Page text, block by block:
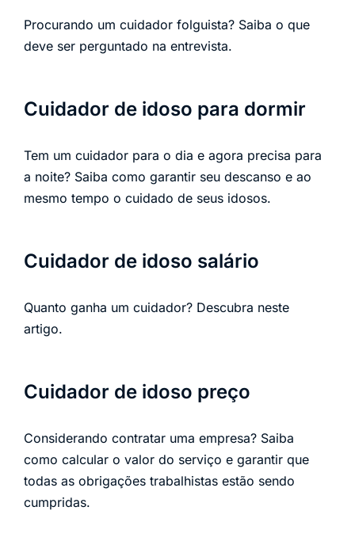
Procurando um cuidador folguista? Saiba o que
deve ser perguntado na entrevista.
Cuidador de idoso para dormir
Tem um cuidador para o dia e agora precisa para
a noite? Saiba como garantir seu descanso e ao
mesmo tempo o cuidado de seus idosos.
Cuidador de idoso salário
Quanto ganha um cuidador? Descubra neste
artigo.
Cuidador de idoso preço
Considerando contratar uma empresa? Saiba
como calcular o valor do serviço e garantir que
todas as obrigações trabalhistas estão sendo
cumpridas.